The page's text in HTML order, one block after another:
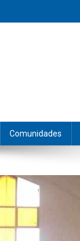
Comunidades